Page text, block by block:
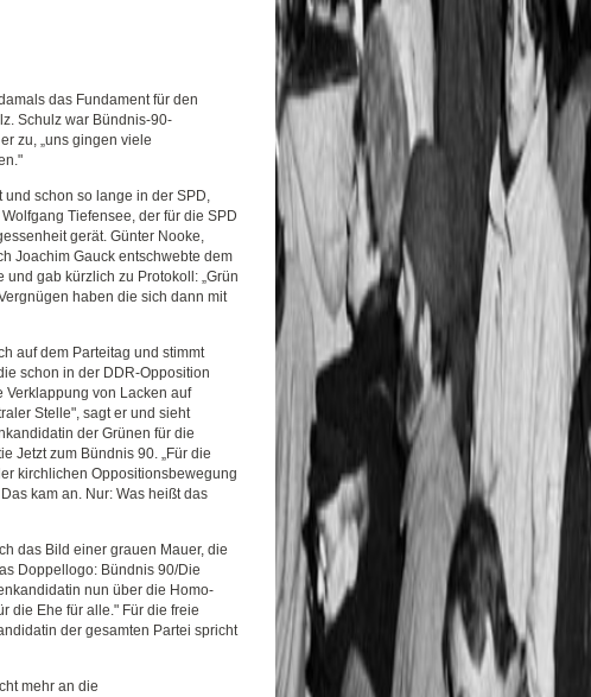
das Fundament für den
Schulz war Bündnis-90-
zu, „uns gingen viele
schon so lange in der SPD,
Tiefensee, der für die SPD
gerät. Günter Nooke,
Joachim Gauck entschwebte dem
gab kürzlich zu Protokoll: „Grün
haben die sich dann mit
auf dem Parteitag und stimmt
schon in der DDR-Opposition
Verklappung von Lacken auf
Stelle", sagt er und sieht
der Grünen für die
Jetzt zum Bündnis 90. „Für die
kirchlichen Oppositionsbewegung
kam an. Nur: Was heißt das
das Bild einer grauen Mauer, die
Doppellogo: Bündnis 90/Die
nun über die Homo-
die Ehe für alle." Für die freie
der gesamten Partei spricht
mehr an die